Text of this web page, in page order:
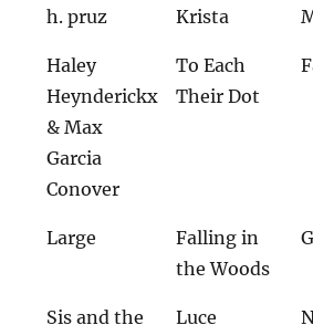
h. pruz Krista
Haley
Heynderickx
& Max
Garcia
Conover
To Each
Their Dot
Large
Falling in
the Woods
Sis and the Luce